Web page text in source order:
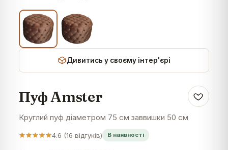
Дивитись у своєму інтер'єрі
Пуф Amster
Круглий пуф діаметром 75 см заввишки 50 см
4.6 (16 відгуків) В наявності